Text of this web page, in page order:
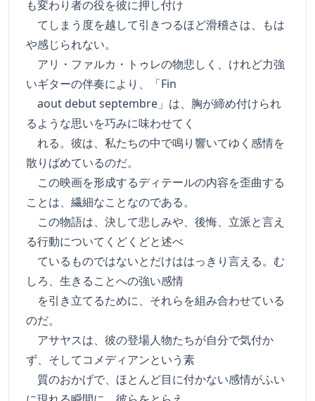
も変わり者の役を彼に押し付け
てしまう度を越して引きつるほど滑稽さは、もは
や感じられない。
アリ・ファルカ・トゥレの物悲しく、けれど力強
いギターの伴奏により、「Fin
aout debut septembre」は、胸が締め付けられ
るような思いを巧みに味わせてく
れる。彼は、私たちの中で鳴り響いてゆく感情を
散りばめているのだ。
この映画を形成するディテールの内容を歪曲する
ことは、繊細なことなのである。
この物語は、決して悲しみや、後悔、立派と言え
る行動についてくどくどと述べ
ているものではないとだけははっきり言える。む
しろ、生きることへの強い感情
を引き立てるために、それらを組み合わせている
のだ。
アサヤスは、彼の登場人物たちが自分で気付か
ず、そしてコメディアンという素
質のおかげで、ほとんど目に付かない感情がふい